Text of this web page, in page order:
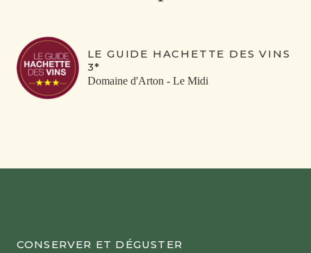
LE GUIDE HACHETTE DES VINS
3*
Domaine d'Arton - Le Midi
CONSERVER ET DÉGUSTER